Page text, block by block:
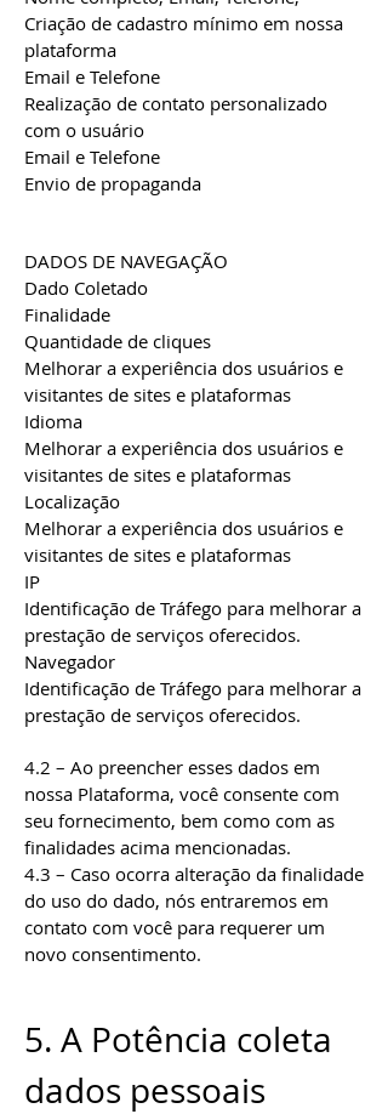
Criação de cadastro mínimo em nossa
plataforma
Email e Telefone
Realização de contato personalizado
com o usuário
Email e Telefone
Envio de propaganda
DADOS DE NAVEGAÇÃO
Dado Coletado
Finalidade
Quantidade de cliques
Melhorar a experiência dos usuários e
visitantes de sites e plataformas
Idioma
Melhorar a experiência dos usuários e
visitantes de sites e plataformas
Localização
Melhorar a experiência dos usuários e
visitantes de sites e plataformas
IP
Identificação de Tráfego para melhorar a
prestação de serviços oferecidos.
Navegador
Identificação de Tráfego para melhorar a
prestação de serviços oferecidos.
4.2 – Ao preencher esses dados em
nossa Plataforma, você consente com
seu fornecimento, bem como com as
finalidades acima mencionadas.
4.3 – Caso ocorra alteração da finalidade
do uso do dado, nós entraremos em
contato com você para requerer um
novo consentimento.
5. A Potência coleta
dados pessoais